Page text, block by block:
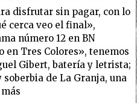
disfrutar sin pagar, con lo
cerca veo el final»,
número 12 en BN
en Tres Colores», tenemos
Gibert, batería y letrista;
de La Granja, una